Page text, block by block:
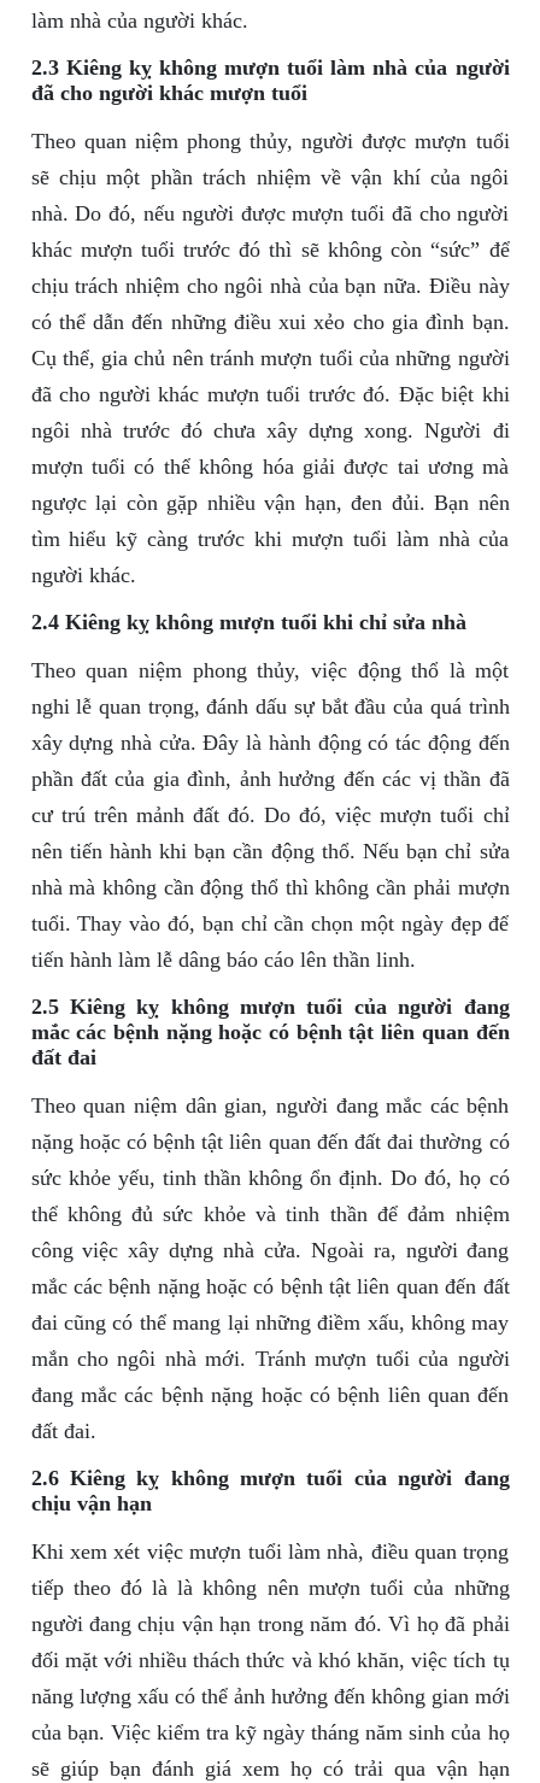
làm nhà của người khác.
2.3 Kiêng kỵ không mượn tuổi làm nhà của người
đã cho người khác mượn tuổi
Theo quan niệm phong thủy, người được mượn tuổi
sẽ chịu một phần trách nhiệm về vận khí của ngôi
nhà. Do đó, nếu người được mượn tuổi đã cho người
khác mượn tuổi trước đó thì sẽ không còn “sức” để
chịu trách nhiệm cho ngôi nhà của bạn nữa. Điều này
có thể dẫn đến những điều xui xẻo cho gia đình bạn.
Cụ thể, gia chủ nên tránh mượn tuổi của những người
đã cho người khác mượn tuổi trước đó. Đặc biệt khi
ngôi nhà trước đó chưa xây dựng xong. Người đi
mượn tuổi có thể không hóa giải được tai ương mà
ngược lại còn gặp nhiều vận hạn, đen đủi. Bạn nên
tìm hiểu kỹ càng trước khi mượn tuổi làm nhà của
người khác.
2.4 Kiêng kỵ không mượn tuổi khi chỉ sửa nhà
Theo quan niệm phong thủy, việc động thổ là một
nghi lễ quan trọng, đánh dấu sự bắt đầu của quá trình
xây dựng nhà cửa. Đây là hành động có tác động đến
phần đất của gia đình, ảnh hưởng đến các vị thần đã
cư trú trên mảnh đất đó. Do đó, việc mượn tuổi chỉ
nên tiến hành khi bạn cần động thổ. Nếu bạn chỉ sửa
nhà mà không cần động thổ thì không cần phải mượn
tuổi. Thay vào đó, bạn chỉ cần chọn một ngày đẹp để
tiến hành làm lễ dâng báo cáo lên thần linh.
2.5 Kiêng kỵ không mượn tuổi của người đang
mắc các bệnh nặng hoặc có bệnh tật liên quan đến
đất đai
Theo quan niệm dân gian, người đang mắc các bệnh
nặng hoặc có bệnh tật liên quan đến đất đai thường có
sức khỏe yếu, tinh thần không ổn định. Do đó, họ có
thể không đủ sức khỏe và tinh thần để đảm nhiệm
công việc xây dựng nhà cửa. Ngoài ra, người đang
mắc các bệnh nặng hoặc có bệnh tật liên quan đến đất
đai cũng có thể mang lại những điềm xấu, không may
mắn cho ngôi nhà mới. Tránh mượn tuổi của người
đang mắc các bệnh nặng hoặc có bệnh liên quan đến
đất đai.
2.6 Kiêng kỵ không mượn tuổi của người đang
chịu vận hạn
Khi xem xét việc mượn tuổi làm nhà, điều quan trọng
tiếp theo đó là là không nên mượn tuổi của những
người đang chịu vận hạn trong năm đó. Vì họ đã phải
đối mặt với nhiều thách thức và khó khăn, việc tích tụ
năng lượng xấu có thể ảnh hưởng đến không gian mới
của bạn. Việc kiểm tra kỹ ngày tháng năm sinh của họ
sẽ giúp bạn đánh giá xem họ có trải qua vận hạn